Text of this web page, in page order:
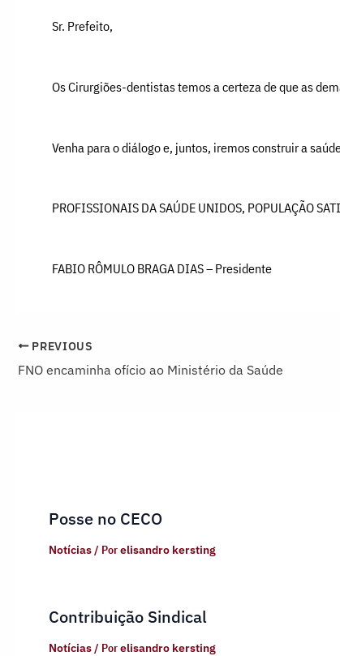
Sr. Prefeito,
Os Cirurgiões-dentistas temos a certeza de que as
Venha para o diálogo e, juntos, iremos construir a
PROFISSIONAIS DA SAÚDE UNIDOS, POPULAÇÃO
FABIO RÔMULO BRAGA DIAS – Presidente
PREVIOUS
FNO encaminha ofício ao Ministério da Saúde
Posse no CECO
Notícias / Porelisandro kersting
Contribuição Sindical
Notícias / Porelisandro kersting